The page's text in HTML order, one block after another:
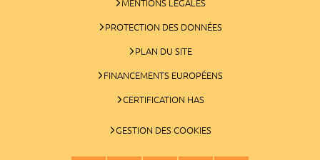
MENTIONS LÉGALES
PROTECTION DES DONNÉES
PLAN DU SITE
FINANCEMENTS EUROPÉENS
CERTIFICATION HAS
GESTION DES COOKIES